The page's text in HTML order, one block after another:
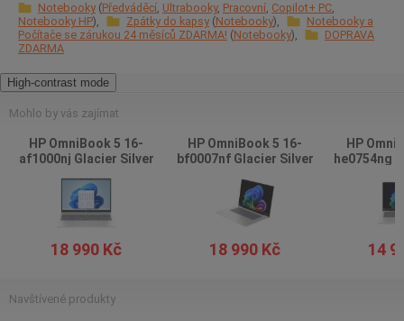
Notebooky Předváděcí Ultrabooky Pracovní Copilot+ PC
Notebooky HP
Zpátky do kapsy Notebooky
Notebooky a
Počítače se zárukou 24 měsíců ZDARMA! Notebooky
DOPRAVA
ZDARMA
High-contrast mode
Mohlo by vás zajímat
HP OmniBook 5 16-
af1000nj Glacier Silver
18 990 Kč
HP OmniBook 5 16-
bf0007nf Glacier Silver
18 990 Kč
HP
he0754ng
14
Navštívené produkty